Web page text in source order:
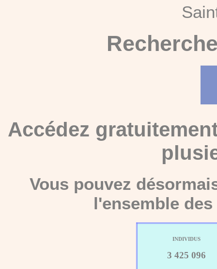
Accédez
Vous pouvez
l'ensemble
INDIVIDUS
3 425 096